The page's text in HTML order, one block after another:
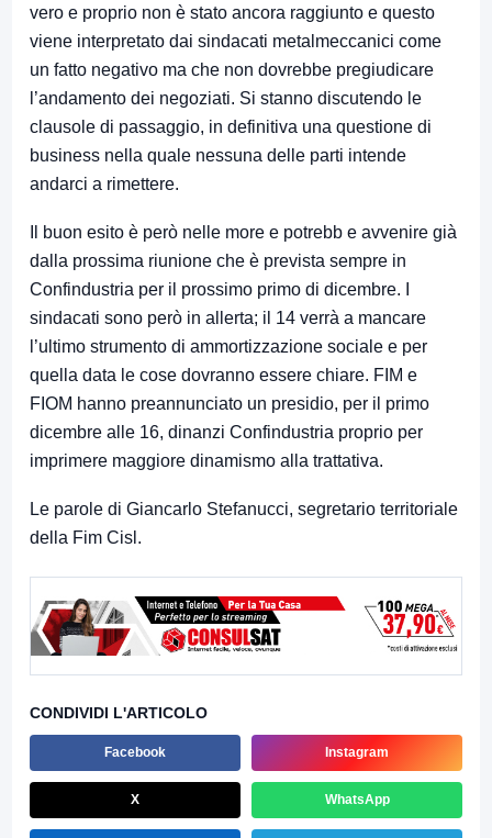
vero e proprio non è stato ancora raggiunto e questo
viene interpretato dai sindacati metalmeccanici come
un fatto negativo ma che non dovrebbe pregiudicare
l’andamento dei negoziati. Si stanno discutendo le
clausole di passaggio, in definitiva una questione di
business nella quale nessuna delle parti intende
andarci a rimettere.
Il buon esito è però nelle more e potrebb e avvenire già
dalla prossima riunione che è prevista sempre in
Confindustria per il prossimo primo di dicembre. I
sindacati sono però in allerta; il 14 verrà a mancare
l’ultimo strumento di ammortizzazione sociale e per
quella data le cose dovranno essere chiare. FIM e
FIOM hanno preannunciato un presidio, per il primo
dicembre alle 16, dinanzi Confindustria proprio per
imprimere maggiore dinamismo alla trattativa.
Le parole di Giancarlo Stefanucci, segretario territoriale
della Fim Cisl.
CONDIVIDI L'ARTICOLO
Facebook Instagram
X WhatsApp